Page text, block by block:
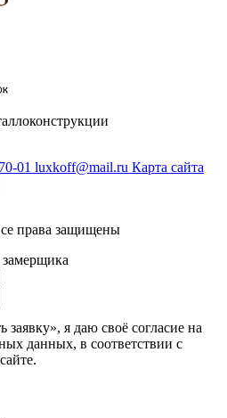
01 luxkoff@mail.ru Карта сайта
права защищены
я даю своё согласие на
данных, в соответствии с